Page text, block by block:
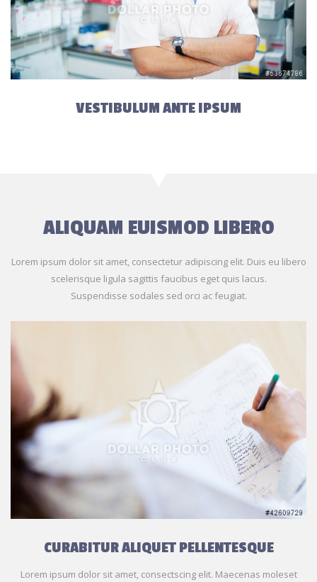
VESTIBULUM ANTE IPSUM
ALIQUAM EUISMOD LIBERO
Lorem ipsum dolor sit amet, consectetur adipiscing elit. Duis eu libero
scelerisque ligula sagittis faucibus eget quis lacus.
Suspendisse sodales sed orci ac feugiat.
CURABITUR ALIQUET PELLENTESQUE
Lorem ipsum dolor sit amet, consectscing elit. Maecenas moleset